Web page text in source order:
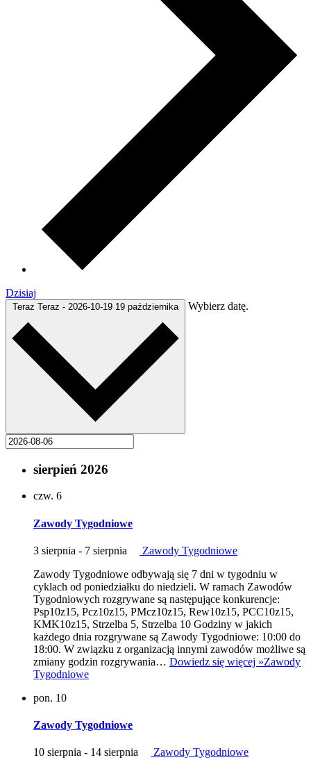
Dzisiaj
Teraz Teraz - 2026-10-19 19 października Wybierz datę.
sierpień 2026
czw. 6
Zawody Tygodniowe
3 sierpnia - 7 sierpnia
Zawody Tygodniowe
Zawody Tygodniowe odbywają się 7 dni w tygodniu w
cyklach od poniedziałku do niedzieli. W ramach Zawodów
Tygodniowych rozgrywane są następujące konkurencje:
Psp10z15, Pcz10z15, PMcz10z15, Rew10z15, PCC10z15,
KMK10z15, Strzelba 5, Strzelba 10 Godziny w jakich
każdego dnia rozgrywane są Zawody Tygodniowe: 10:00 do
18:00. W związku z organizacją innymi zawodów możliwe są
zmiany godzin rozgrywania… Dowiedz się więcej »Zawody
Tygodniowe
pon. 10
Zawody Tygodniowe
10 sierpnia - 14 sierpnia
Zawody Tygodniowe